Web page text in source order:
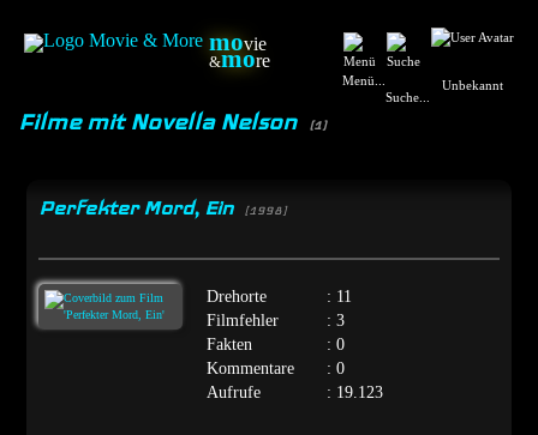
movie
&more
Menü...
Suche...
Unbekannt
Filme mit Novella Nelson (1)
Perfekter Mord, Ein [1998]
Drehorte
: 11
Filmfehler
: 3
Fakten
: 0
Kommentare
: 0
Aufrufe
: 19.123